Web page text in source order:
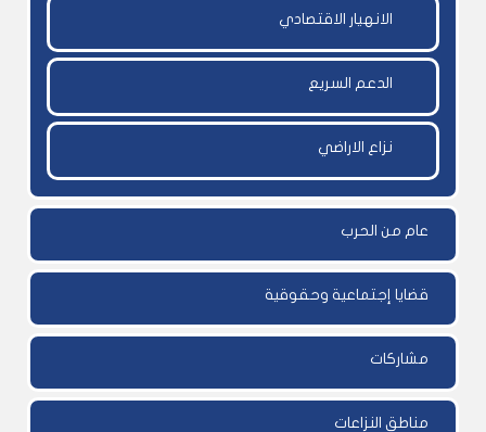
الانهيار الاقتصادي
الدعم السريع
نزاع الاراضي
عام من الحرب
قضايا إجتماعية وحقوقية
مشاركات
مناطق النزاعات